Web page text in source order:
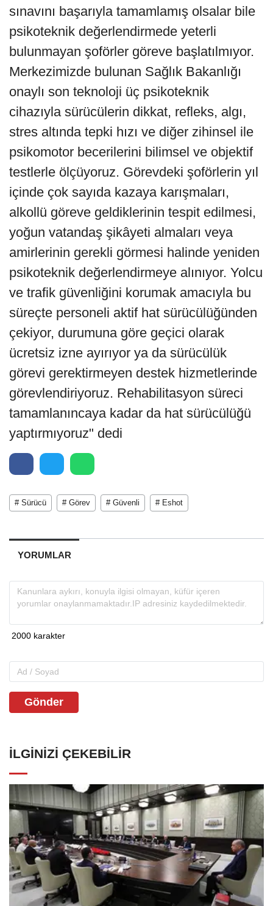
sınavını başarıyla tamamlamış olsalar bile
psikoteknik değerlendirmede yeterli
bulunmayan şoförler göreve başlatılmıyor.
Merkezimizde bulunan Sağlık Bakanlığı
onaylı son teknoloji üç psikoteknik
cihazıyla sürücülerin dikkat, refleks, algı,
stres altında tepki hızı ve diğer zihinsel ile
psikomotor becerilerini bilimsel ve objektif
testlerle ölçüyoruz. Görevdeki şoförlerin yıl
içinde çok sayıda kazaya karışmaları,
alkollü göreve geldiklerinin tespit edilmesi,
yoğun vatandaş şikâyeti almaları veya
amirlerinin gerekli görmesi halinde yeniden
psikoteknik değerlendirmeye alınıyor. Yolcu
ve trafik güvenliğini korumak amacıyla bu
süreçte personeli aktif hat sürücülüğünden
çekiyor, durumuna göre geçici olarak
ücretsiz izne ayırıyor ya da sürücülük
görevi gerektirmeyen destek hizmetlerinde
görevlendiriyoruz. Rehabilitasyon süreci
tamamlanıncaya kadar da hat sürücülüğü
yaptırmıyoruz" dedi
# Sürücü # Görev # Güvenli # Eshot
YORUMLAR
Gönder
İLGINIZI ÇEKEBILIR